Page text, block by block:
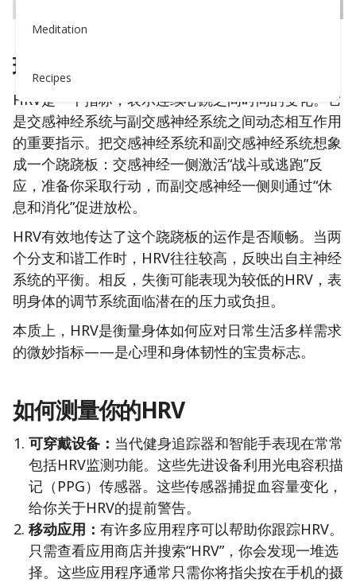
Meditation
Recipes
理解心率变异性（HRV）
HRV是一个指标，表示连续心跳之间时间的变化。它
是交感神经系统与副交感神经系统之间动态相互作用
的重要指示。把交感神经系统和副交感神经系统想象
成一个跷跷板：交感神经一侧激活“战斗或逃跑”反
应，准备你采取行动，而副交感神经一侧则通过“休
息和消化”促进放松。
HRV有效地传达了这个跷跷板的运作是否顺畅。当两
个分支和谐工作时，HRV往往较高，反映出自主神经
系统的平衡。相反，失衡可能表现为较低的HRV，表
明身体的调节系统面临潜在的压力或负担。
本质上，HRV是衡量身体如何应对日常生活多样需求
的微妙指标——是心理和身体韧性的宝贵标志。
如何测量你的HRV
可穿戴设备： 当代健身追踪器和智能手表现在常常
包括HRV监测功能。这些先进设备利用光电容积描
记（PPG）传感器。这些传感器捕捉血容量变化，
给你关于HRV的提前警告。
移动应用： 有许多应用程序可以帮助你跟踪HRV。
只需查看应用商店并搜索“HRV”，你会发现一堆选
择。这些应用程序通常只需你将指尖按在手机的摄